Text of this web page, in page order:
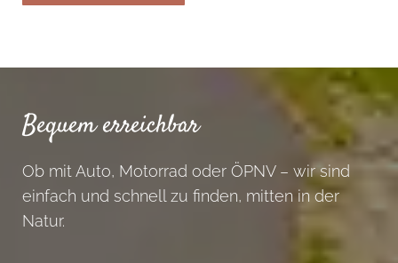
Bequem erreichbar
Ob mit Auto, Motorrad oder ÖPNV – wir sind
einfach und schnell zu finden, mitten in der
Natur.